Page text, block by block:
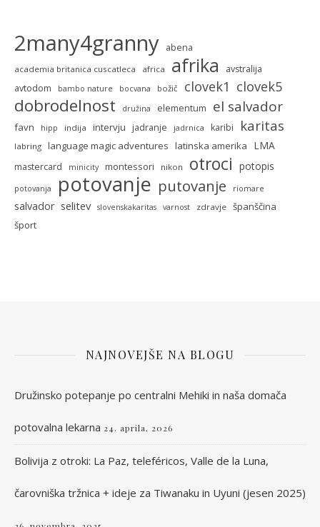
2many4granny abena
academia britanica cuscatleca africa afrika
avstralija
avtodom
bambo nature bocvana božič clovek1 clovek5
dobrodelnost družina elementum el salvador
favn hipp indija intervju jadranje jadrnica karibi karitas
labring language magic adventures latinska amerika LMA
mastercard minicity montessori nikon otroci potopis
potovanja potovanje putovanje riomare
salvador selitev slovenskakaritas varnost zdravje španščina
šport
NAJNOVEJŠE NA BLOGU
Družinsko potepanje po centralni Mehiki in naša domača
potovalna lekarna 24. aprila, 2026
Bolivija z otroki: La Paz, teleféricos, Valle de la Luna,
čarovniška tržnica + ideje za Tiwanaku in Uyuni (jesen 2025)